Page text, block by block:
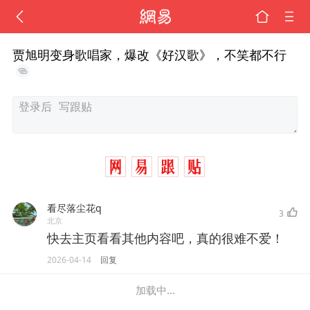
贾旭明变身歌唱家，爆改《好汉歌》，不笑都不行
看尽落尘花q
北京
3
快去主页看看其他内容吧，真的很难不爱！
2026-04-14 回复
加载中...